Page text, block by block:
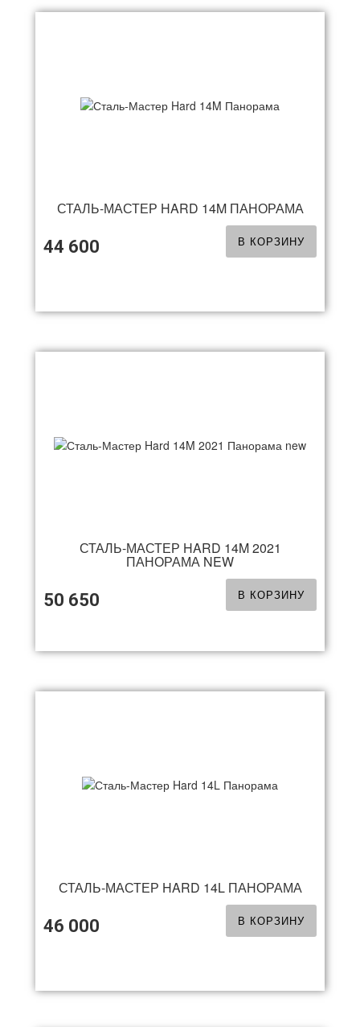
СТАЛЬ-МАСТЕР HARD 14M ПАНОРАМА
44 600 В КОРЗИНУ
СТАЛЬ-МАСТЕР HARD 14M 2021
ПАНОРАМА NEW
50 650 В КОРЗИНУ
СТАЛЬ-МАСТЕР HARD 14L ПАНОРАМА
46 000 В КОРЗИНУ